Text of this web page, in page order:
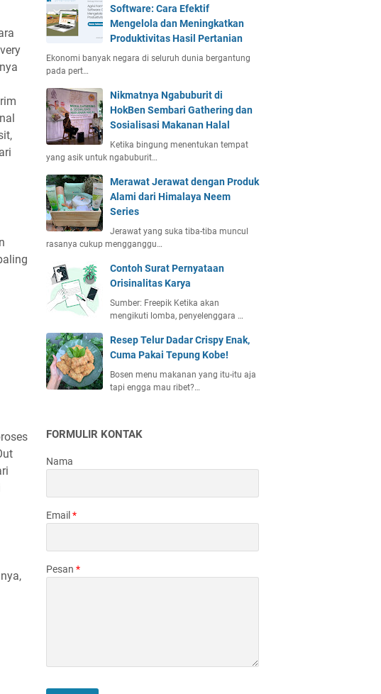
Software: Cara Efektif
Mengelola dan Meningkatkan
Produktivitas Hasil Pertanian
Ekonomi banyak negara di seluruh dunia bergantung
pada pert…
Nikmatnya Ngabuburit di
HokBen Sembari Gathering dan
Sosialisasi Makanan Halal
Ketika bingung menentukan tempat
yang asik untuk ngabuburit…
Merawat Jerawat dengan Produk
Alami dari Himalaya Neem
Series
Jerawat yang suka tiba-tiba muncul
rasanya cukup mengganggu…
Contoh Surat Pernyataan
Orisinalitas Karya
Sumber: Freepik Ketika akan
mengikuti lomba, penyelenggara …
Resep Telur Dadar Crispy Enak,
Cuma Pakai Tepung Kobe!
Bosen menu makanan yang itu-itu aja
tapi engga mau ribet?…
FORMULIR KONTAK
Nama
Email *
Pesan *